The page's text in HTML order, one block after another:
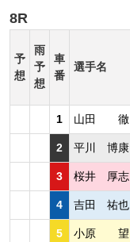
8R
予
想
雨
予
想
車
番
選手名
1 山田 徹
2 平川 博康
3 桜井 厚志
4 吉田 祐也
5 小原 望